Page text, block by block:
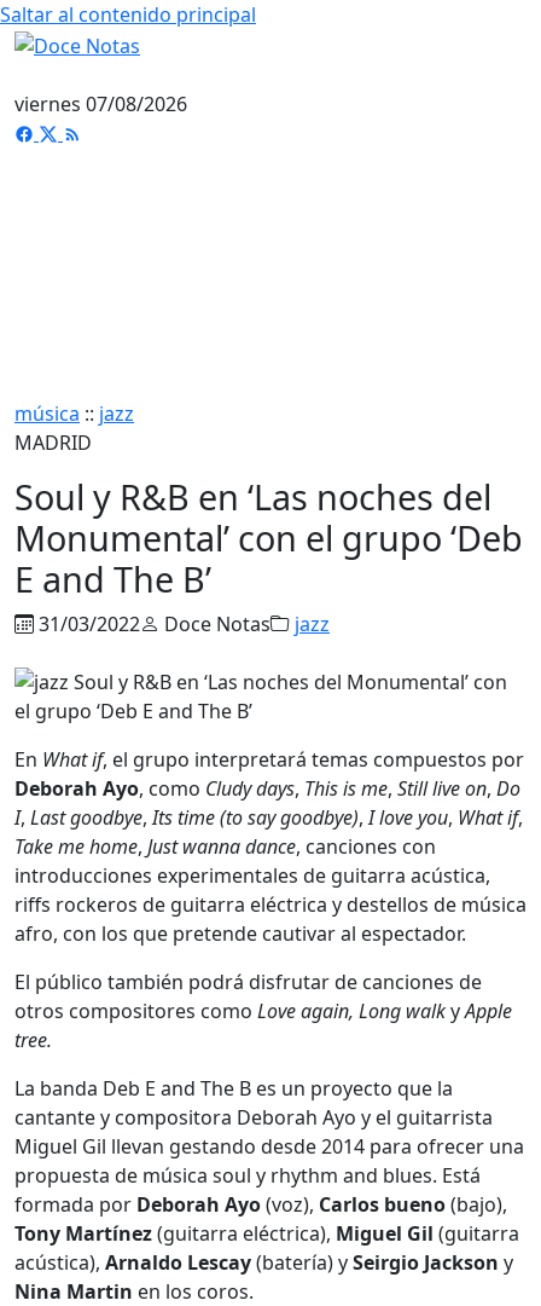
Saltar al contenido principal
viernes 07/08/2026
música :: jazz
MADRID
Soul y R&B en ‘Las noches del
Monumental’ con el grupo ‘Deb
E and The B’
31/03/2022 Doce Notas jazz
En What if, el grupo interpretará temas compuestos por
Deborah Ayo, como Cludy days, This is me, Still live on, Do
I, Last goodbye,Its time (to say goodbye),I love you, What if,
Take me home, Just wanna dance, canciones con
introducciones experimentales de guitarra acústica,
riffs rockeros de guitarra eléctrica y destellos de música
afro, con los que pretende cautivar al espectador.
El público también podrá disfrutar de canciones de
otros compositores como Love again, Long walkyApple
tree.
La banda Deb E and The B es un proyecto que la
cantante y compositora Deborah Ayo y el guitarrista
Miguel Gil llevan gestando desde 2014 para ofrecer una
propuesta de música soul y rhythm and blues. Está
formada por Deborah Ayo(voz), Carlos bueno(bajo),
Tony Martínez(guitarra eléctrica), Miguel Gil (guitarra
acústica), Arnaldo Lescay(batería) ySeirgio Jackson y
Nina Martin en los coros.